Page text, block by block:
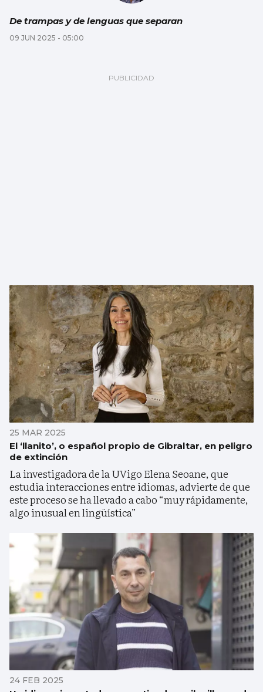
De trampas y de lenguas que separan
09 JUN 2025 - 05:00
25 MAR 2025
El ‘llanito’, o español propio de Gibraltar, en peligro
de extinción
La investigadora de la UVigo Elena Seoane, que
estudia interacciones entre idiomas, advierte de que
este proceso se ha llevado a cabo “muy rápidamente,
algo inusual en lingüística”
24 FEB 2025